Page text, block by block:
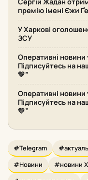
премію імені Єжи
У Харкові
ЗСУ
Оперативні новини
Підписуйтесь на
💛”
Оперативні новини
Підписуйтесь на
💛”
#Telegram
#Новини
#новини